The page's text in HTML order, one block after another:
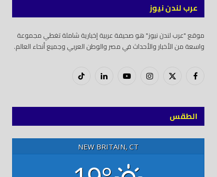
عرب لندن نيوز
موقع "عرب لندن نيوز" هو صحيفة عربية إخبارية شاملة تغطي مجموعة
واسعة من الأخبار والأحداث في مصر والوطن العربي وجميع أنحاء العالم.
فيسبوكX
إنستغراميوتيوب لينكدود
تيك
الطقس
NEW BRITAIN, CT